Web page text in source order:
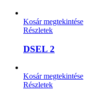
Kosár megtekintése
Részletek
DSEL 2
Kosár megtekintése
Részletek